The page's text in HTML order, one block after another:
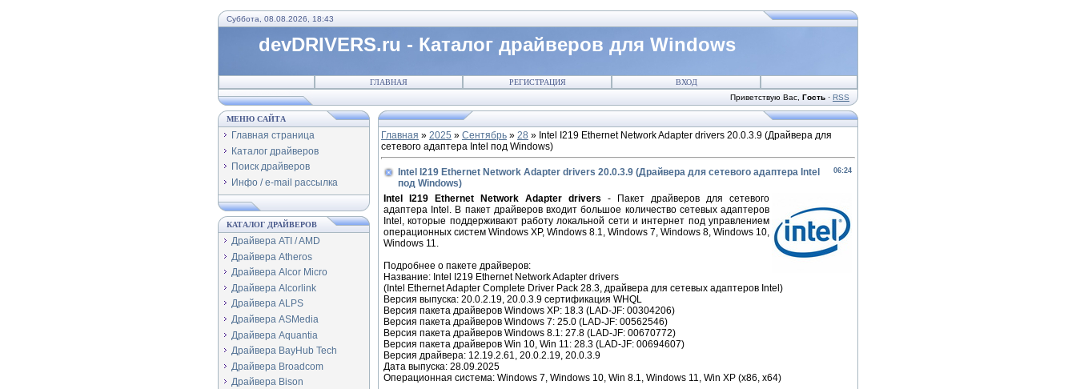
Суббота, 08.08.2026, 18:43
devDRIVERS.ru - Каталог драйверов для Windows
ГЛАВНАЯ РЕГИСТРАЦИЯ
ВХОД
Приветствую Вас Гость · RSS
МЕНЮ САЙТА
Главная страница
Каталог драйверов
Поиск драйверов
Инфо / e-mail рассылка
КАТАЛОГ ДРАЙВЕРОВ
Драйвера ATI / AMD
Драйвера Atheros
Драйвера Alcor Micro
Драйвера Alcorlink
Драйвера ALPS
Драйвера ASMedia
Драйвера Aquantia
Драйвера BayHub Tech
Драйвера Broadcom
Драйвера Bison
Главная » 2025 » Сентябрь » 28 » Intel I219 Ethernet Network Adapter drivers 20.0.3.9 (Драйвера для
сетевого адаптера Intel под Windows)
06:24
Intel I219 Ethernet Network Adapter drivers 20.0.3.9 (Драйвера для сетевого адаптера Intel
под Windows)
Intel I219 Ethernet Network Adapter drivers - Пакет драйверов для сетевого
адаптера Intel. В пакет драйверов входит большое количество сетевых адаптеров
Intel, которые поддерживают работу локальной сети и интернет под управлением
операционных систем Windows XP, Windows 8.1, Windows 7, Windows 8, Windows 10,
Windows 11.
Подробнее о пакете драйверов:
Название: Intel I219 Ethernet Network Adapter drivers
(Intel Ethernet Adapter Complete Driver Pack 28.3, драйвера для сетевых адаптеров Intel)
Версия выпуска: 20.0.2.19, 20.0.3.9 сертификация WHQL
Версия пакета драйверов Windows XP: 18.3 (LAD-JF: 00304206)
Версия пакета драйверов Windows 7: 25.0 (LAD-JF: 00562546)
Версия пакета драйверов Windows 8.1: 27.8 (LAD-JF: 00670772)
Версия пакета драйверов Win 10, Win 11: 28.3 (LAD-JF: 00694607)
Версия драйвера: 12.19.2.61, 20.0.2.19, 20.0.3.9
Дата выпуска: 28.09.2025
Операционная система: Windows 7, Windows 10, Win 8.1, Windows 11, Win XP (x86, x64)